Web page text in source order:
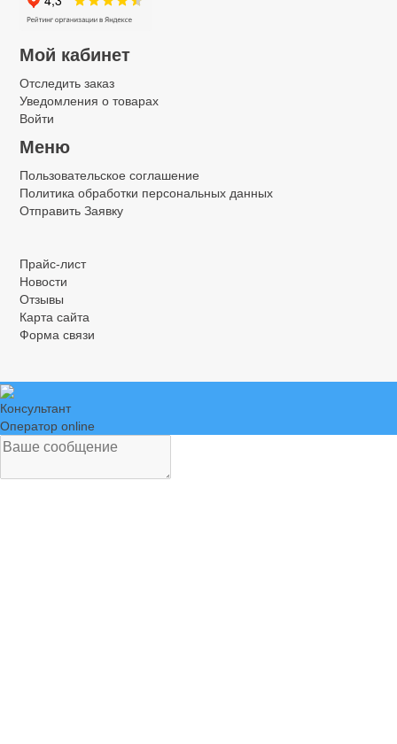
программируемого
Графический дисплей
Мой кабинет
Отследить заказ
Уведомления о товарах
Войти
Меню
Пользовательское соглашение
Политика обработки персональных данных
Отправить Заявку
Прайс-лист
Новости
Отзывы
Карта сайта
Форма связи
Консультант
Оператор online